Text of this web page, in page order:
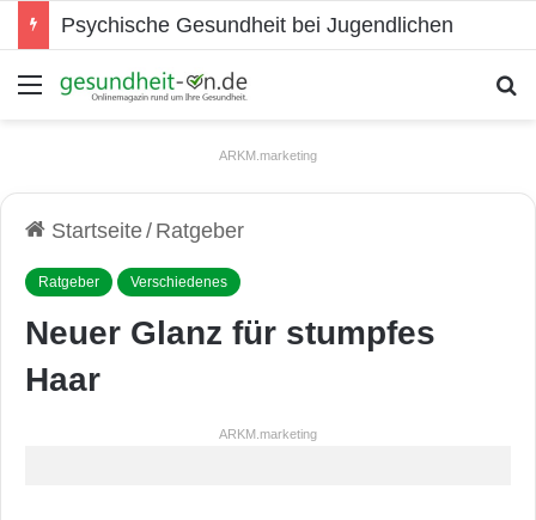
Psychische Gesundheit bei Jugendlichen
Menü
ARKM.marketing
Startseite/ Ratgeber
Ratgeber Verschiedenes
Neuer Glanz für stumpfes
Haar
ARKM.marketing